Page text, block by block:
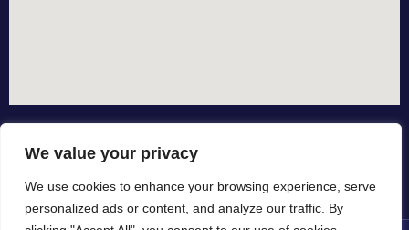
We value your privacy
We use cookies to enhance your browsing experience, serve
personalized ads or content, and analyze our traffic. By